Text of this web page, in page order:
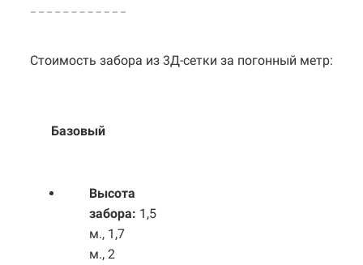
Стоимость забора из 3Д-сетки за погонный метр:
Базовый
Высота
забора: 1,5
м., 1,7
м., 2